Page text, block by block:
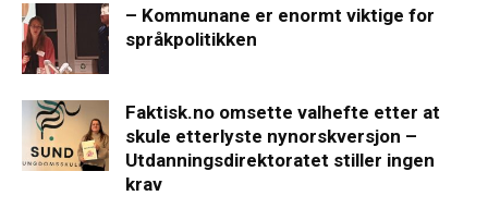
– Kommunane er enormt viktige for
språkpolitikken
Faktisk.no omsette valhefte etter at
skule etterlyste nynorskversjon –
Utdanningsdirektoratet stiller ingen
krav